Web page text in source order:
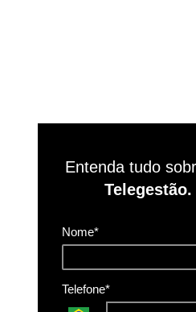
Entenda tudo
Telegestão.
Nome*
Telefone*